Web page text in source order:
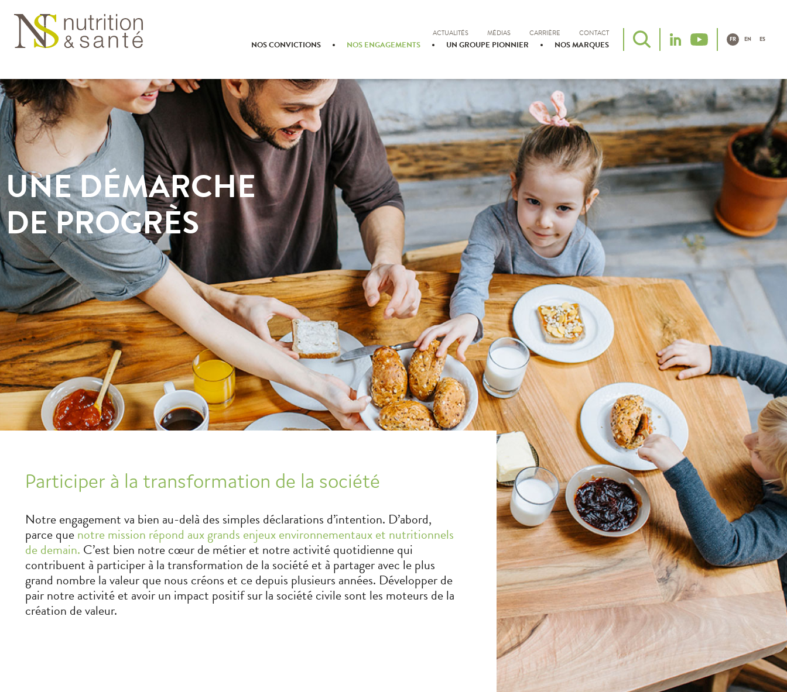
ACTUALITÉS MÉDIAS CARRIÈRE CONTACT
NOS CONVICTIONS NOS ENGAGEMENTS UN GROUPE PIONNIER NOS MARQUES FR EN ES
UNE DÉMARCHE
DE PROGRÈS
Participer à la transformation de la société
Notre engagement va bien au-delà des simples déclarations d’intention. D’abord,
parce quenotre mission répond aux grands enjeux environnementaux et nutritionnels
de demain. C’est bien notre cœur de métier et notre activité quotidienne qui
contribuent à participer à la transformation de la société et à partager avec le plus
grand nombre la valeur que nous créons et ce depuis plusieurs années. Développer de
pair notre activité et avoir un impact positif sur la société civile sont les moteurs de la
création de valeur.